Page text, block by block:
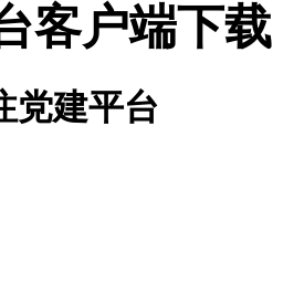
客户端下载
党建平台